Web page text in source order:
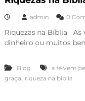
admin 0
Riquezas na Bíblia As
dinheiro ou muitos
Blog a fé vem
graça, riqueza na biblia